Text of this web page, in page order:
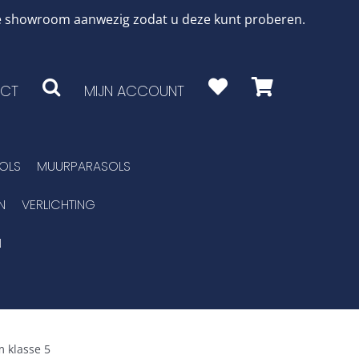
aanwezig zodat u deze kunt proberen.
MIJN ACCOUNT
MUURPARASOLS
VERLICHTING
klasse 5